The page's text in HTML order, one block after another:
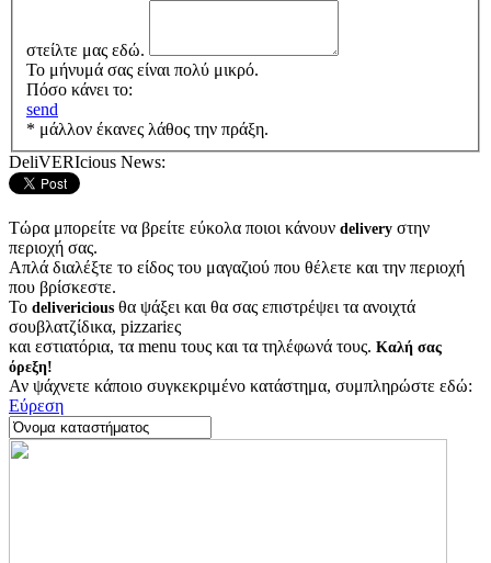
στείλτε μας εδώ.
Το μήνυμά σας είναι πολύ μικρό.
Πόσο κάνει το:
send
* μάλλον έκανες λάθος την πράξη.
DeliVERIcious News:
Τώρα μπορείτε να βρείτε εύκολα ποιοι κάνουν delivery στην
περιοχή σας.
Απλά διαλέξτε το είδος του μαγαζιού που θέλετε και την περιοχή
που βρίσκεστε.
Το delivericious θα ψάξει και θα σας επιστρέψει τα ανοιχτά
σουβλατζίδικα, pizzariες
και εστιατόρια, τα menu τους και τα τηλέφωνά τους. Καλή σας
όρεξη!
Αν ψάχνετε κάποιο συγκεκριμένο κατάστημα, συμπληρώστε εδώ:
Εύρεση